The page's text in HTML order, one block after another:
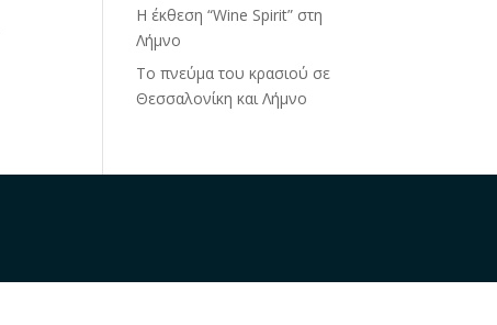
Η έκθεση “Wine Spirit” στη
Λήμνο
Το πνεύμα του κρασιού σε
Θεσσαλονίκη και Λήμνο